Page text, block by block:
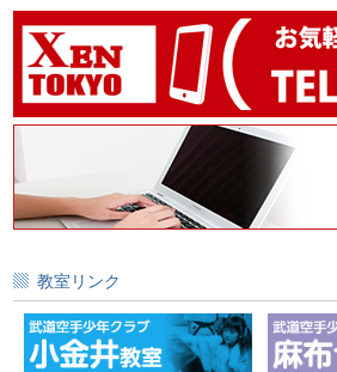
教室リンク